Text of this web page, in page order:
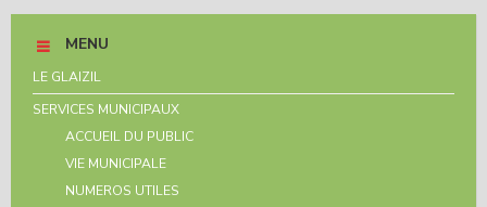
MENU
LE GLAIZIL
SERVICES MUNICIPAUX
ACCUEIL DU PUBLIC
VIE MUNICIPALE
NUMEROS UTILES